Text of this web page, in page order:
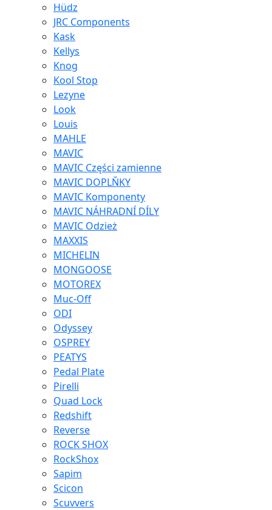
Hüdz
JRC Components
Kask
Kellys
Knog
Kool Stop
Lezyne
Look
Louis
MAHLE
MAVIC
MAVIC Części zamienne
MAVIC DOPLŇKY
MAVIC Komponenty
MAVIC NÁHRADNÍ DÍLY
MAVIC Odzież
MAXXIS
MICHELIN
MONGOOSE
MOTOREX
Muc-Off
ODI
Odyssey
OSPREY
PEATYS
Pedal Plate
Pirelli
Quad Lock
Redshift
Reverse
ROCK SHOX
RockShox
Sapim
Scicon
Scuvvers